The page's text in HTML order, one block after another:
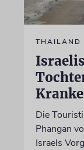
THAILAND
Die
Phangan
Israels